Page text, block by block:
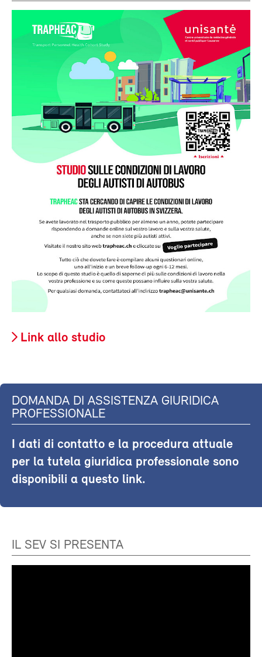
Link allo studio
DOMANDA DI ASSISTENZA GIURIDICA
PROFESSIONALE
I dati di contatto e la procedura attuale
per la tutela giuridica professionale sono
disponibili a questo link.
IL SEV SI PRESENTA